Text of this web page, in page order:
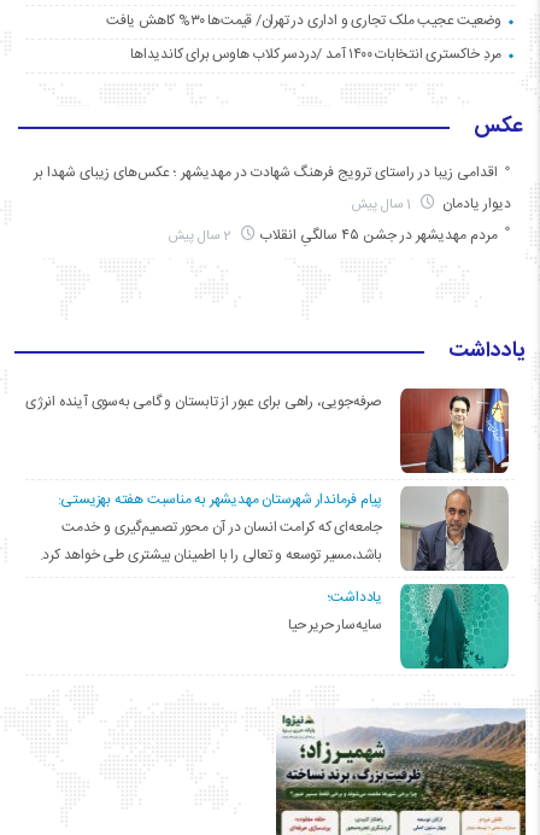
وضعیت عجیب ملک تجاری و اداری در تهران/ قیمت‌ها ۳۰% کاهش یافت
مردِ خاکستری انتخابات ۱۴۰۰ آمد /دردسر کلاب هاوس برای کاندیداها
عکس
اقدامی زیبا در راستای ترویج فرهنگ شهادت در مهدیشهر ؛ عکس‌های زیبای شهدا بر
دیوار یادمان
مردم مهدیشهر در جشن ۴۵ سالگیِ انقلاب
یادداشت
صرفه‌جویی، راهی برای عبور از تابستان و گامی به‌سوی آینده انرژی
پیام فرماندار شهرستان مهدیشهر به مناسبت هفته بهزیستی:
جامعه‌ای که کرامت انسان در آن محور تصمیم‌گیری و خدمت
باشد،مسیر توسعه و تعالی را با اطمینان بیشتری طی خواهد کرد.
یادداشت؛
سایه‌سار حریر حیا